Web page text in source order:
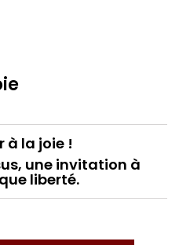
à la joie !
une invitation à
liberté.